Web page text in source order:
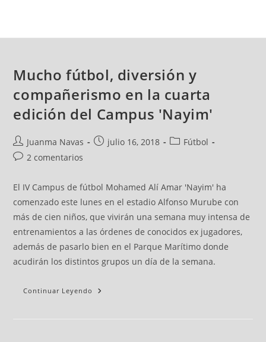
Mucho fútbol, diversión y
compañerismo en la cuarta
edición del Campus 'Nayim'
Juanma Navas julio 16, 2018
Fútbol
2 comentarios
El IV Campus de fútbol Mohamed Alí Amar 'Nayim' ha
comenzado este lunes en el estadio Alfonso Murube con
más de cien niños, que vivirán una semana muy intensa de
entrenamientos a las órdenes de conocidos ex jugadores,
además de pasarlo bien en el Parque Marítimo donde
acudirán los distintos grupos un día de la semana.
Continuar Leyendo